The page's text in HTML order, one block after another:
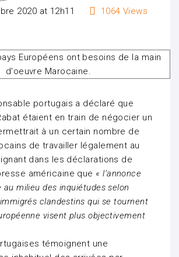
2020 at 12h11
1064 Views
portugais a déclaré que
étaient en train de négocier un
à un certain nombre de
de travailler légalement au
dans les déclarations de
américaine que « l’annonce
milieu des inquiétudes selon
clandestins qui se tournent
visent plus objectivement
témoignent une